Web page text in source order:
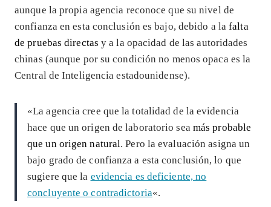
aunque la propia agencia reconoce que su nivel de
confianza en esta conclusión es bajo, debido a lafalta
de pruebas directas y a la opacidad de las autoridades
chinas (aunque por su condición no menos opaca es la
Central de Inteligencia estadounidense).
«La agencia cree que la totalidad de la evidencia
hace que un origen de laboratorio sea más probable
que un origen natural. Pero la evaluación asigna un
bajo grado de confianza a esta conclusión, lo que
sugiere que la evidencia es deficiente, no
concluyente o contradictoria«.